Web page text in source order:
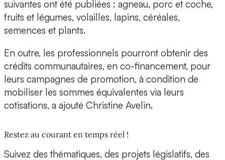
suivantes ont été publiées : agneau, porc et coche,
fruits et légumes, volailles, lapins, céréales,
semences et plants.
En outre, les professionnels pourront obtenir des
crédits communautaires, en co-financement, pour
leurs campagnes de promotion, à condition de
mobiliser les sommes équivalentes via leurs
cotisations, a ajouté Christine Avelin.
Restez au courant en temps réel !
Suivez des thématiques, des projets législatifs, des